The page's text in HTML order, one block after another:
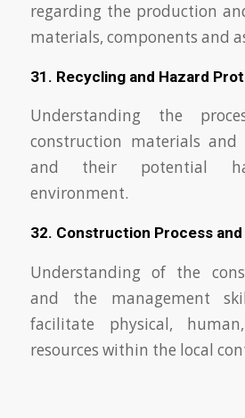
regarding the production
materials, components and
31. Recycling and Hazard
Understanding the
construction materials and
and their potential
environment.
32. Construction Process
Understanding of the
and the management
facilitate physical,
resources within the local